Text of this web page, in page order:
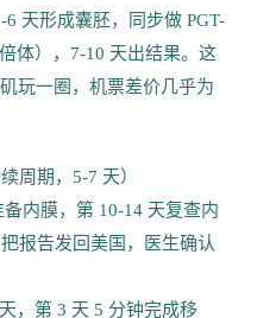
天形成囊胚，同步做 PGT-
体），7-10 天出结果。这
玩一圈，机票差价几乎为
周期，5-7 天）
内膜，第 10-14 天复查内
报告发回美国，医生确认
，第 3 天 5 分钟完成移